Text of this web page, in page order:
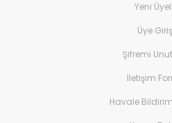
Yeni
Üye
Şifremi
İletişim
Havale